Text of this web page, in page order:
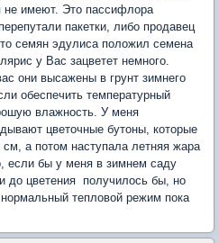
не имеют. Это пассифлора
пакетки, либо продавец
семян эдулиса положил семена
у Вас зацветет немного.
они высажены в грунт зимнего
обеспечить температурный
влажность. У меня
цветочные бутоны, которые
см, а потом наступала летняя жара
если бы у меня в зимнем саду
до цветения получилось бы, но
тепловой режим пока